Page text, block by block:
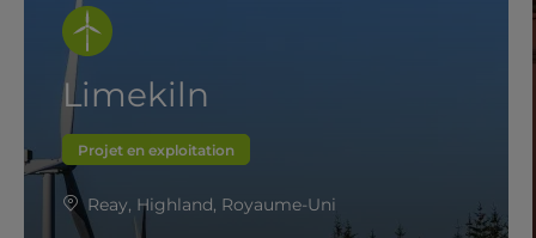
Limekiln
Projet en exploitation
Reay, Highland, Royaume-Uni